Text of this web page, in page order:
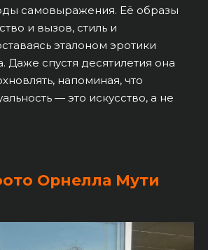
самовыражения. Её образы
и вызов, стиль и
эталоном эротики
Даже спустя десятилетия она
напоминая, что
— это искусство, а не
Орнелла Мути